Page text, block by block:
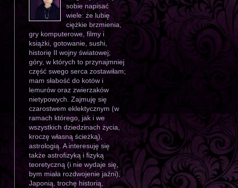
sobie napisać
wiele: że lubię
ciężkie brzmienia,
gry komputerowe, filmy i
książki, gotowanie, sushi,
historię II wojny światowej;
góry, w których to przynajmniej
część swego serca zostawiłam;
mam słabość do kotów i
lemurów oraz zwierzaków
nietypowych. Zajmuję się
czarostwem eklektycznym (w
ramach którego, jak i we
wszystkich dziedzinach życia,
kroczę własną ścieżką),
astrologią. A interesuję się
także astrofizyką i fizyką
teoretyczną (i nie wydaje się,
bym miała rozdwojenie jaźni),
Japonią, trochę historią,